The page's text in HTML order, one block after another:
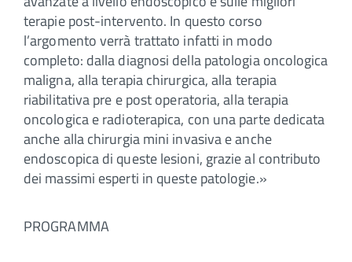
terapie post-intervento. In questo corso
l’argomento verrà trattato infatti in modo
completo: dalla diagnosi della patologia oncologica
maligna, alla terapia chirurgica, alla terapia
riabilitativa pre e post operatoria, alla terapia
oncologica e radioterapica, con una parte dedicata
anche alla chirurgia mini invasiva e anche
endoscopica di queste lesioni, grazie al contributo
dei massimi esperti in queste patologie.»
PROGRAMMA